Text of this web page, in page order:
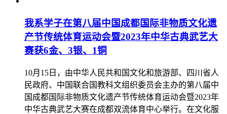
我系学子在第八届中国成都国际非物质文化遗
产节传统体育运动会暨2023年中华古典武艺大
赛获6金、3银、1铜
10月15日，由中华人民共和国文化和旅游部、四川省人
民政府、中国联合国教科文组织委员会主办的第八届中
国成都国际非物质文化遗产节传统体育运动会暨2023年
中华古典武艺大赛在成都双流体育中心举行。在文化服